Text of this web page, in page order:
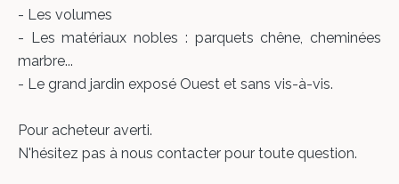
- Les volumes
- Les matériaux nobles : parquets chêne, cheminées
marbre...
- Le grand jardin exposé Ouest et sans vis-à-vis.
Pour acheteur averti.
N'hésitez pas à nous contacter pour toute question.